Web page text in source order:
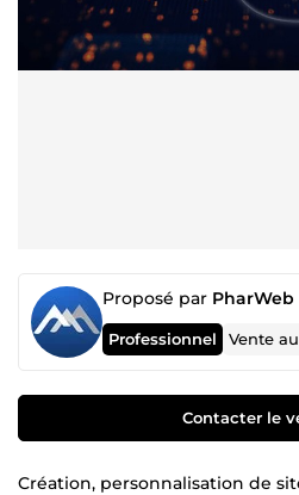
Proposé par PharWeb
Professionnel Vente
Contacter le
Création, personnalisation de